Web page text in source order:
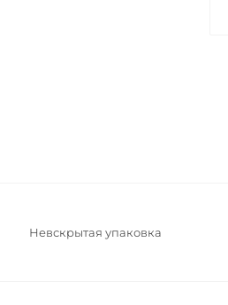
Невскрытая упаковка